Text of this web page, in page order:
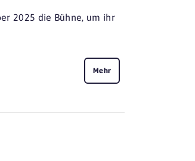
2025 die Bühne, um ihr
Mehr